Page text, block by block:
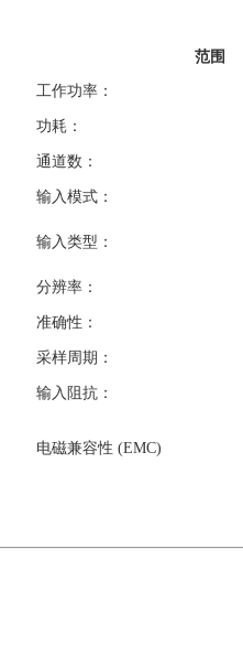
范围
工作功率：
功耗：
通道数：
输入模式：
输入类型：
分辨率：
准确性：
采样周期：
输入阻抗：
电磁兼容性 (EMC)